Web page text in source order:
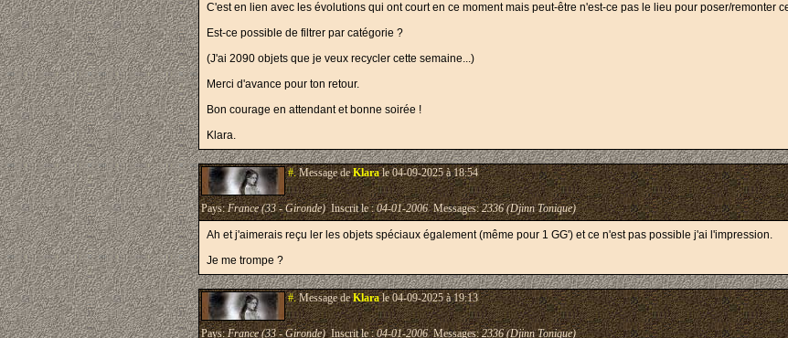
C'est en lien avec les évolutions qui ont court en ce moment mais peut-être n'est-ce pas le lieu pour poser/remonter
Est-ce possible de filtrer par catégorie ?
(J'ai 2090 objets que je veux recycler cette semaine...)
Merci d'avance pour ton retour.
Bon courage en attendant et bonne soirée !
Klara.
#.Message deKlarale 04-09-2025 à 18:54
Pays:France (33 - Gironde)Inscrit le :04-01-2006Messages:2336 (Djinn Tonique)
Ah et j'aimerais reçu ler les objets spéciaux également (même pour 1 GG') et ce n'est pas possible j'ai l'impression.
Je me trompe ?
#.Message deKlarale 04-09-2025 à 19:13
Pays:France (33 - Gironde)Inscrit le :04-01-2006Messages:2336 (Djinn Tonique)